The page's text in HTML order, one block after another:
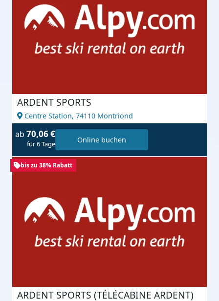
ARDENT SPORTS
Centre Station, 74110 Montriond
ab 70,06 €
für 6 Tage Online buchen
bis zu 38% Rabatt
ARDENT SPORTS (TÉLÉCABINE ARDENT)